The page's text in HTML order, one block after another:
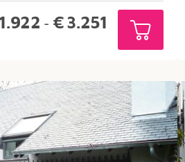
1.922 - €3.251 Prijsklasse:
€1.922